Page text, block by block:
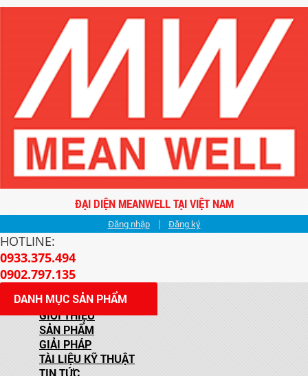
ĐẠI DIỆN MEANWELL TẠI VIỆT NAM
Đăng nhập | Đăng ký
HOTLINE:
0933.375.494
0902.797.135
DANH MỤC SẢN PHẨM
GIỚI THIỆU
SẢN PHẨM
GIẢI PHÁP
TÀI LIỆU KỸ THUẬT
TIN TỨC